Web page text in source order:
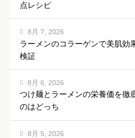
点レシピ
ラーメンのコラーゲンで美肌効
検証
8月 7, 2026
つけ麺とラーメンの栄養価を徹
のはどっち
8月 6, 2026
8月 5, 2026